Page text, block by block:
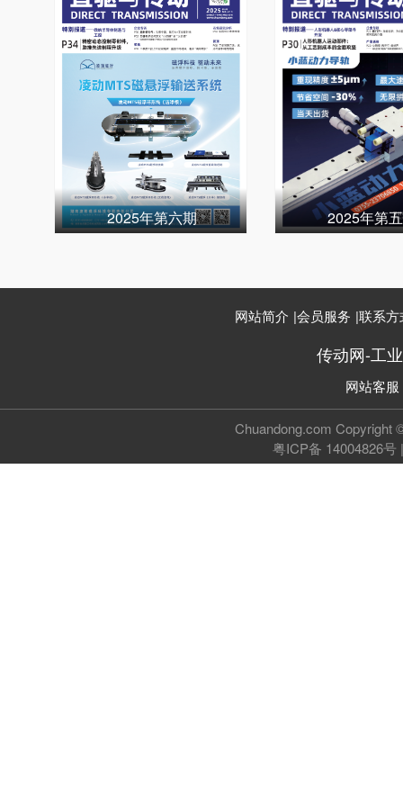
2025年第六期 2025年第
网站简介 |会员服务 |联系方
传动网-工
网站客服
Chuandong.com Copyright
粤ICP备 14004826号